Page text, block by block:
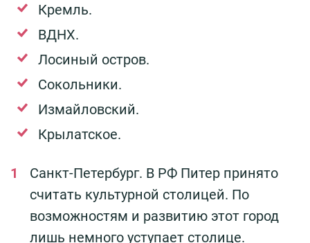
Кремль.
ВДНХ.
Лосиный остров.
Сокольники.
Измайловский.
Крылатское.
Санкт-Петербург. В РФ Питер принято
считать культурной столицей. По
возможностям и развитию этот город
лишь немного уступает столице.